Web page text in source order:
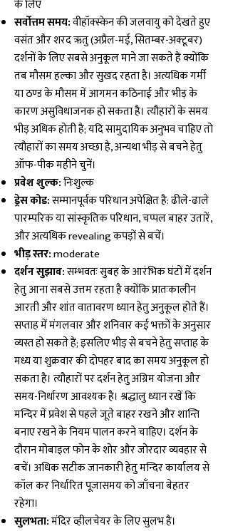
के लिए
सर्वोत्तम समय:वीहॉक्स्केन की जलवायु को देखते हुए
वसंत और शरद ऋतु (अप्रैल-मई, सितम्बर-अक्टूबर)
दर्शनों के लिए सबसे अनुकूल माने जा सकते हैं क्योंकि
तब मौसम हल्का और सुखद रहता है। अत्यधिक गर्मी
या ठण्ड के मौसम में आगमन कठिनाई और भीड़ के
कारण असुविधाजनक हो सकता है। त्यौहारों के समय
भीड़ अधिक होती है; यदि सामुदायिक अनुभव चाहिए तो
त्यौहारों का समय अच्छा है, अन्यथा भीड़ से बचने हेतु
ऑफ-पीक महीने चुनें।
प्रवेश शुल्क:निःशुल्क
ड्रेस कोड:सम्मानपूर्वक परिधान अपेक्षित है: ढीले-ढाले
पारम्परिक या सांस्कृतिक परिधान, चप्पल बाहर उतारें,
और अत्यधिक revealing कपड़ों से बचें।
भीड़ स्तर:moderate
दर्शन सुझाव:सम्भवतः सुबह के आरंभिक घंटों में दर्शन
हेतु आना सबसे उत्तम रहता है क्योंकि प्रातःकालीन
आरती और शांत वातावरण ध्यान हेतु अनुकूल होते हैं।
सप्ताह में मंगलवार और शनिवार कई भक्तों के अनुसार
व्यस्त हो सकते हैं; इसलिए भीड़ से बचने हेतु सप्ताह के
मध्य या शुक्रवार की दोपहर बाद का समय अनुकूल हो
सकता है। त्यौहारों पर दर्शन हेतु अग्रिम योजना और
समय-निर्धारण आवश्यक है। श्रद्धालु ध्यान रखें कि
मन्दिर में प्रवेश से पहले जूते बाहर रखने और शान्ति
बनाए रखने के नियम पालन करने चाहिए। दर्शन के
दौरान मोबाइल फोन के शोर और जोरदार व्यवहार से
बचें। अधिक सटीक जानकारी हेतु मन्दिर कार्यालय से
कॉल कर निर्धारित पूजासमय को जाँचना बेहतर
रहेगा।
सुलभता:मंदिर व्हीलचेयर के लिए सुलभ है।